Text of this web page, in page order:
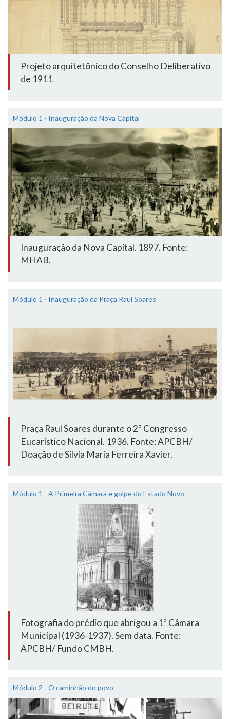
Projeto arquitetônico do Conselho Deliberativo
de 1911
Módulo 1 - Inauguração da Nova Capital
Inauguração da Nova Capital. 1897. Fonte:
MHAB.
Módulo 1 - Inauguração da Praça Raul Soares
Praça Raul Soares durante o 2º Congresso
Eucarístico Nacional. 1936. Fonte: APCBH/
Doação de Silvia Maria Ferreira Xavier.
Módulo 1 - A Primeira Câmara e golpe do Estado Novo
Fotografia do prédio que abrigou a 1ª Câmara
Municipal (1936-1937). Sem data. Fonte:
APCBH/ Fundo CMBH.
Módulo 2 - O caminhão do povo